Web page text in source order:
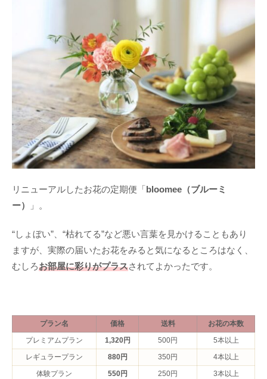
リニューアルしたお花の定期便「bloomee（ブルーミ
ー）
」。
“しょぼい”、“枯れてる”など悪い言葉を見かけることもあり
ますが、実際の届いたお花をみると気になるところはなく、
むしろお部屋に彩りがプラスされてよかったです。
プラン名 価格 送料
お花の本数
プレミアムプラン
1,320円 500円
5本以上
レギュラープラン
880円 350円
4本以上
体験プラン
550円 250円 3本以上